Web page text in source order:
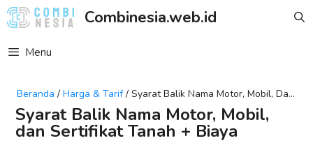
Skip
to
Combinesia.web.id
Menu
Beranda / Harga & Tarif/ Syarat Balik Nama Motor, Mobil, Dan
Sertifikat Tanah + Biaya
Syarat Balik Nama Motor, Mobil,
dan Sertifikat Tanah + Biaya